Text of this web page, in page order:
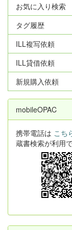
お気に入り検索
タグ履歴
ILL複写依頼
ILL貸借依頼
新規購入依頼
mobileOPAC
携帯電話は こち
蔵書検索が利用で